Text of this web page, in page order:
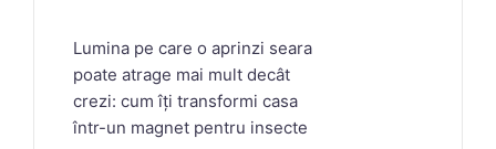
Lumina pe care o aprinzi seara
poate atrage mai mult decât
crezi: cum îți transformi casa
într-un magnet pentru insecte